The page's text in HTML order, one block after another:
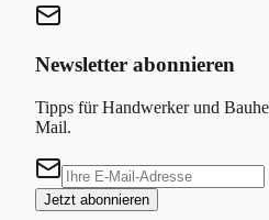
Newsletter abonnieren
Tipps für Handwerker und
Mail.
Jetzt abonnieren